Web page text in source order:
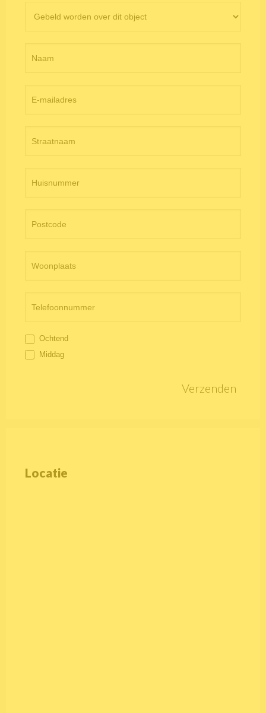
objectpagina
Ochtend
Middag
Verzenden
Locatie